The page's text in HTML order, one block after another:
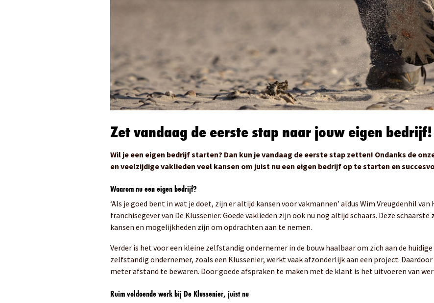
Zet vandaag de eerste stap naar jouw eigen bedrijf!
Wil je een eigen bedrijf starten? Dan kun je vandaag de eerste stap zetten! Ondanks de
en veelzijdige vaklieden veel kansen om juist nu een eigen bedrijf op te starten en
Waarom nu een eigen bedrijf?
‘Als je goed bent in wat je doet, zijn er altijd kansen voor vakmannen’ aldus Wim Vreugdenhil
franchisegever van De Klussenier. Goede vaklieden zijn ook nu nog altijd schaars. Deze
kansen en mogelijkheden zijn om opdrachten aan te nemen.
Verder is het voor een kleine zelfstandig ondernemer in de bouw haalbaar om zich aan de
zelfstandig ondernemer, zoals een Klussenier, werkt vaak afzonderlijk aan een project.
meter afstand te bewaren. Door goede afspraken te maken met de klant is het uitvoeren van
Ruim voldoende werk bij De Klussenier, juist nu